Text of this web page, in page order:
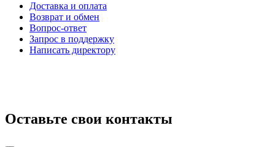
Доставка и оплата
Возврат и обмен
Вопрос-ответ
Запрос в поддержку
Написать директору
Оставьте свои контакты